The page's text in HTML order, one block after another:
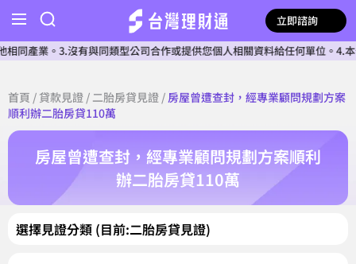
立即諮詢
。3.沒有與同類型公司合作或提供您個人相關資料給任何單位。4.本公
首頁 / 貸款見證 / 二胎房貸見證 / 房屋曾遭查封，經專業顧問規劃方案
順利辦二胎房貸110萬
房屋曾遭查封，經專業顧問規劃方案順利
辦二胎房貸110萬
選擇見證分類 (目前:二胎房貸見證)